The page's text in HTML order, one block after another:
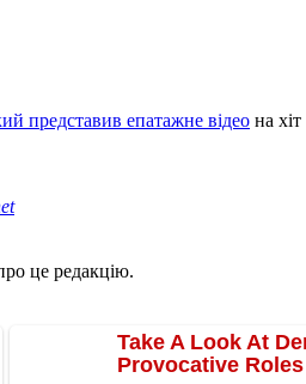
представив епатажне відео на хіт
це редакцію.